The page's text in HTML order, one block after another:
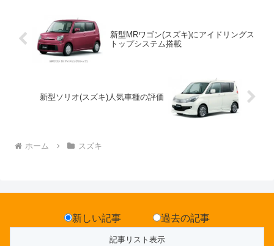
新型MRワゴン(スズキ)にアイドリングス
トップシステム搭載
新型ソリオ(スズキ)人気車種の評価
ホーム スズキ
新しい記事 過去の記事